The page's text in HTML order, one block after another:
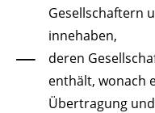
Gesellschaftern
innehaben,
deren
enthält, wonach
Übertragung